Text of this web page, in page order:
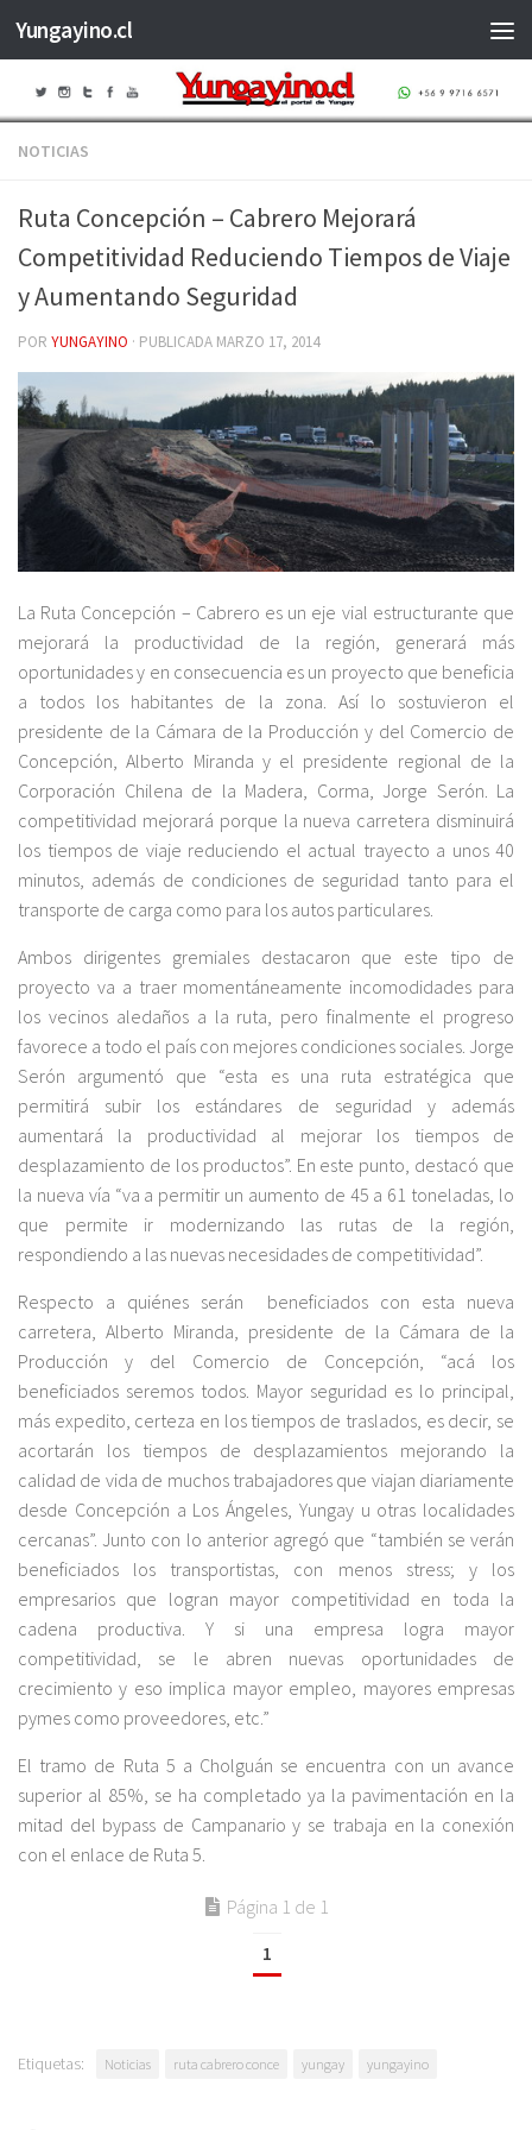
Saltar al contenido
Yungayino.cl
NOTICIAS
Ruta Concepción – Cabrero Mejorará
Competitividad Reduciendo Tiempos de Viaje
y Aumentando Seguridad
POR YUNGAYINO · PUBLICADA MARZO 17, 2014
La Ruta Concepción – Cabrero es un eje vial estructurante que
mejorará la productividad de la región, generará más
oportunidades y en consecuencia es un proyecto que beneficia
a todos los habitantes de la zona. Así lo sostuvieron el
presidente de la Cámara de la Producción y del Comercio de
Concepción, Alberto Miranda y el presidente regional de la
Corporación Chilena de la Madera, Corma, Jorge Serón. La
competitividad mejorará porque la nueva carretera disminuirá
los tiempos de viaje reduciendo el actual trayecto a unos 40
minutos, además de condiciones de seguridad tanto para el
transporte de carga como para los autos particulares.
Ambos dirigentes gremiales destacaron que este tipo de
proyecto va a traer momentáneamente incomodidades para
los vecinos aledaños a la ruta, pero finalmente el progreso
favorece a todo el país con mejores condiciones sociales. Jorge
Serón argumentó que “esta es una ruta estratégica que
permitirá subir los estándares de seguridad y además
aumentará la productividad al mejorar los tiempos de
desplazamiento de los productos”. En este punto, destacó que
la nueva vía “va a permitir un aumento de 45 a 61 toneladas, lo
que permite ir modernizando las rutas de la región,
respondiendo a las nuevas necesidades de competitividad”.
Respecto a quiénes serán beneficiados con esta nueva
carretera, Alberto Miranda, presidente de la Cámara de la
Producción y del Comercio de Concepción, “acá los
beneficiados seremos todos. Mayor seguridad es lo principal,
más expedito, certeza en los tiempos de traslados, es decir, se
acortarán los tiempos de desplazamientos mejorando la
calidad de vida de muchos trabajadores que viajan diariamente
desde Concepción a Los Ángeles, Yungay u otras localidades
cercanas”. Junto con lo anterior agregó que “también se verán
beneficiados los transportistas, con menos stress; y los
empresarios que logran mayor competitividad en toda la
cadena productiva. Y si una empresa logra mayor
competitividad, se le abren nuevas oportunidades de
crecimiento y eso implica mayor empleo, mayores empresas
pymes como proveedores, etc.”
El tramo de Ruta 5 a Cholguán se encuentra con un avance
superior al 85%, se ha completado ya la pavimentación en la
mitad del bypass de Campanario y se trabaja en la conexión
con el enlace de Ruta 5.
Página 1 de 1
1
Etiquetas: Noticias ruta cabrero conce yungay yungayino